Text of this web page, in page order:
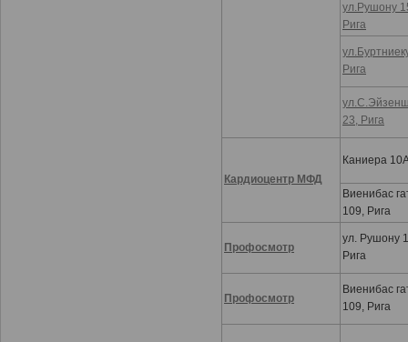
ул.Рушону
Рига
Рига
23, Рига
Кардиоцентр МФД
Каниера
Виенибас
109, Рига
Профосмотр
ул. Рушону
Рига
Профосмотр
Виенибас
109, Рига